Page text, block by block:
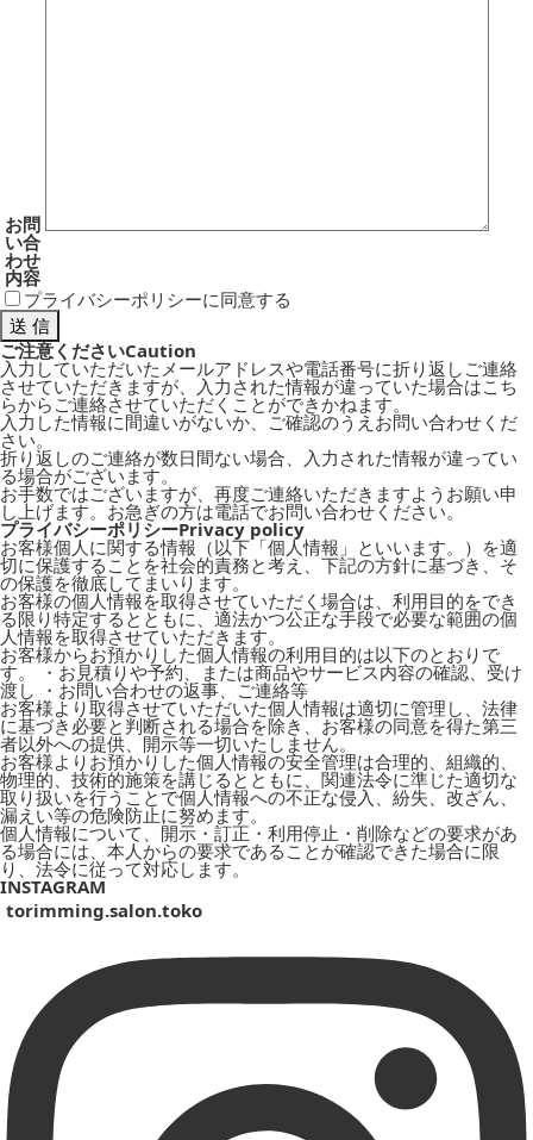
お問
い合
わせ
内容
プライバシーポリシーに同意する
ご注意くださいCaution
入力していただいたメールアドレスや電話番号に折り返しご連絡
させていただきますが、入力された情報が違っていた場合はこち
らからご連絡させていただくことができかねます。
入力した情報に間違いがないか、ご確認のうえお問い合わせくだ
さい。
折り返しのご連絡が数日間ない場合、入力された情報が違ってい
る場合がございます。
お手数ではございますが、再度ご連絡いただきますようお願い申
し上げます。お急ぎの方は電話でお問い合わせください。
プライバシーポリシーPrivacy policy
お客様個人に関する情報（以下「個人情報」といいます。）を適
切に保護することを社会的責務と考え、下記の方針に基づき、そ
の保護を徹底してまいります。
お客様の個人情報を取得させていただく場合は、利用目的をでき
る限り特定するとともに、適法かつ公正な手段で必要な範囲の個
人情報を取得させていただきます。
お客様からお預かりした個人情報の利用目的は以下のとおりで
す。 ・お見積りや予約、または商品やサービス内容の確認、受け
渡し ・お問い合わせの返事、ご連絡等
お客様より取得させていただいた個人情報は適切に管理し、法律
に基づき必要と判断される場合を除き、お客様の同意を得た第三
者以外への提供、開示等一切いたしません。
お客様よりお預かりした個人情報の安全管理は合理的、組織的、
物理的、技術的施策を講じるとともに、関連法令に準じた適切な
取り扱いを行うことで個人情報への不正な侵入、紛失、改ざん、
漏えい等の危険防止に努めます。
個人情報について、開示・訂正・利用停止・削除などの要求があ
る場合には、本人からの要求であることが確認できた場合に限
り、法令に従って対応します。
INSTAGRAM
torimming.salon.toko